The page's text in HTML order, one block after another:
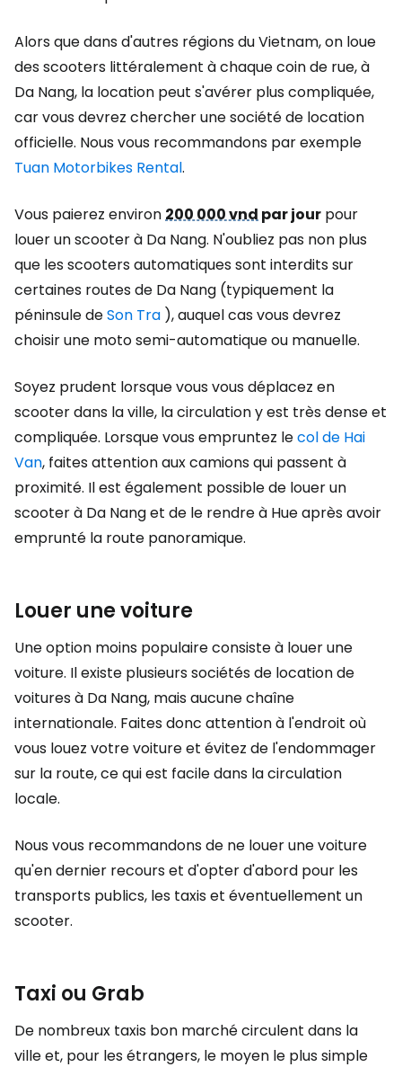
Alors que dans d'autres régions du Vietnam, on loue
des scooters littéralement à chaque coin de rue, à
Da Nang, la location peut s'avérer plus compliquée,
car vous devrez chercher une société de location
officielle. Nous vous recommandons par exemple
Tuan Motorbikes Rental.
Vous paierez environ200 000 vndpar jour pour
louer un scooter à Da Nang. N'oubliez pas non plus
que les scooters automatiques sont interdits sur
certaines routes de Da Nang (typiquement la
péninsule deSon Tra ), auquel cas vous devrez
choisir une moto semi-automatique ou manuelle.
Soyez prudent lorsque vous vous déplacez en
scooter dans la ville, la circulation y est très dense et
compliquée. Lorsque vous empruntez lecol de Hai
Van, faites attention aux camions qui passent à
proximité. Il est également possible de louer un
scooter à Da Nang et de le rendre à Hue après avoir
emprunté la route panoramique.
Louer une voiture
Une option moins populaire consiste à louer une
voiture. Il existe plusieurs sociétés de location de
voitures à Da Nang, mais aucune chaîne
internationale. Faites donc attention à l'endroit où
vous louez votre voiture et évitez de l'endommager
sur la route, ce qui est facile dans la circulation
locale.
Nous vous recommandons de ne louer une voiture
qu'en dernier recours et d'opter d'abord pour les
transports publics, les taxis et éventuellement un
scooter.
Taxi ou Grab
De nombreux taxis bon marché circulent dans la
ville et, pour les étrangers, le moyen le plus simple